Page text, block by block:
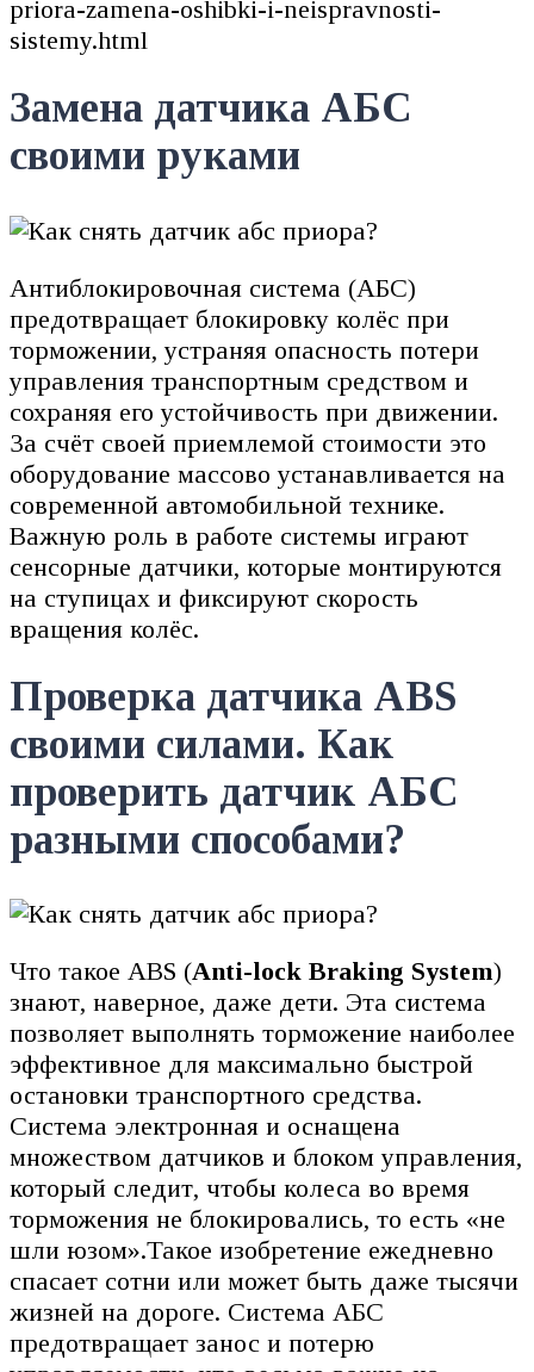
priora-zamena-oshibki-i-neispravnosti-
sistemy.html
Замена датчика АБС
своими руками
Антиблокировочная система (АБС)
предотвращает блокировку колёс при
торможении, устраняя опасность потери
управления транспортным средством и
сохраняя его устойчивость при движении.
За счёт своей приемлемой стоимости это
оборудование массово устанавливается на
современной автомобильной технике.
Важную роль в работе системы играют
сенсорные датчики, которые монтируются
на ступицах и фиксируют скорость
вращения колёс.
Проверка датчика ABS
своими силами. Как
проверить датчик АБС
разными способами?
Что такое ABS (Anti-lock Braking System)
знают, наверное, даже дети. Эта система
позволяет выполнять торможение наиболее
эффективное для максимально быстрой
остановки транспортного средства.
Система электронная и оснащена
множеством датчиков и блоком управления,
который следит, чтобы колеса во время
торможения не блокировались, то есть «не
шли юзом».Такое изобретение ежедневно
спасает сотни или может быть даже тысячи
жизней на дороге. Система АБС
предотвращает занос и потерю